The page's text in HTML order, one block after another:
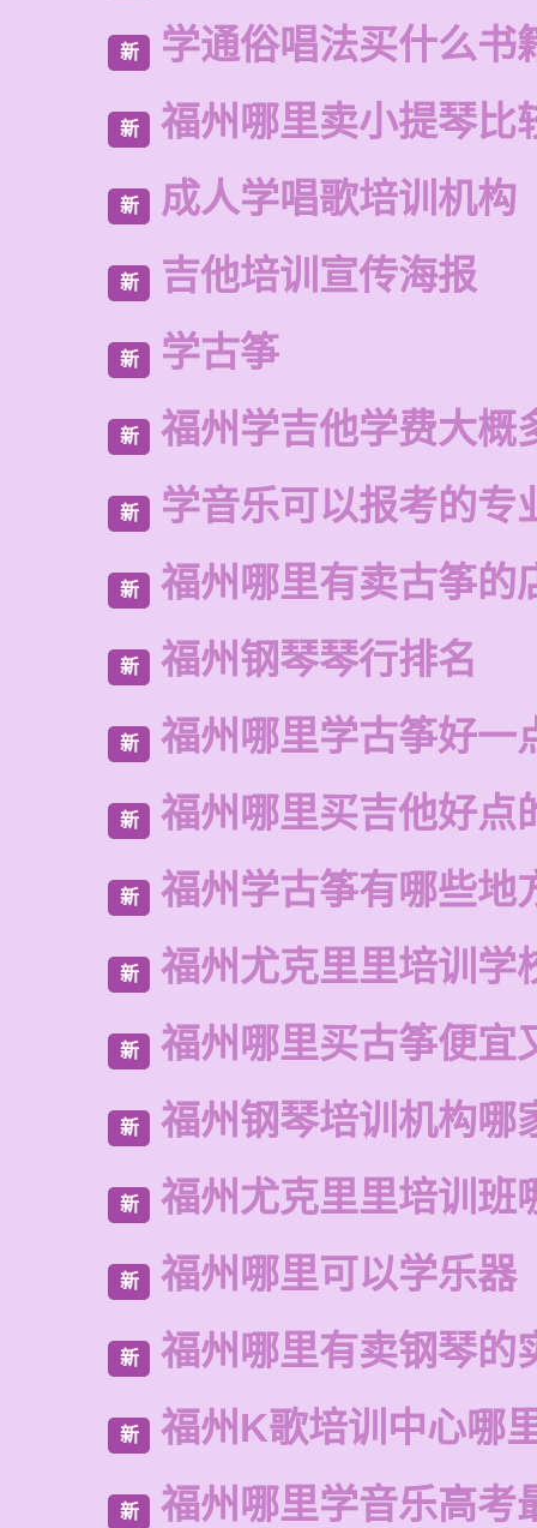
新 学通俗唱法买什么书
新 福州哪里卖小提琴比
新 成人学唱歌培训机构
新 吉他培训宣传海报
新 学古筝
新 福州学吉他学费大概
新 学音乐可以报考的专
新 福州哪里有卖古筝的
新 福州钢琴琴行排名
新 福州哪里学古筝好一
新 福州哪里买吉他好点
新 福州学古筝有哪些地
新 福州尤克里里培训学
新 福州哪里买古筝便宜
新 福州钢琴培训机构哪
新 福州尤克里里培训班
新 福州哪里可以学乐器
新 福州哪里有卖钢琴的
新 福州K歌培训中心哪
新 福州哪里学音乐高考